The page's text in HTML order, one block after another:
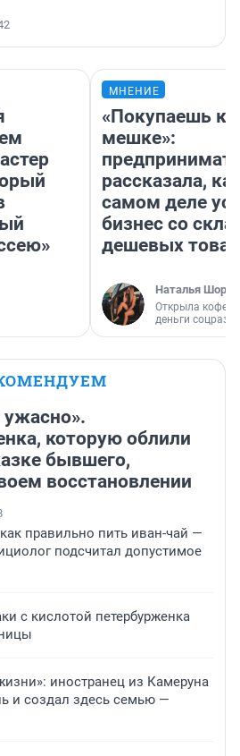
МНЕНИЕ
«Покупаешь
мешке»:
рассказала,
самом деле
бизнес со
дешевых
Наталья
Открыла
деньги
которую облили
бывшего,
восстановлении
правильно пить иван-чай —
подсчитал допустимое
с кислотой петербурженка
иностранец из Камеруна
и создал здесь семью —